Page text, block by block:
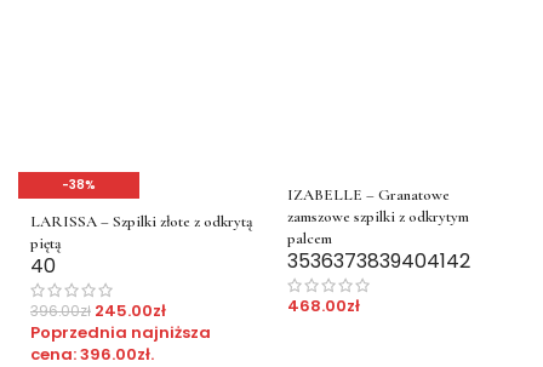
-38%
LARISSA – Szpilki złote z odkrytą
piętą
40
396.00zł 245.00zł
Poprzednia najniższa
cena:396.00zł.
IZABELLE – Granatowe
zamszowe szpilki z odkrytym
palcem
3536373839404142
468.00zł